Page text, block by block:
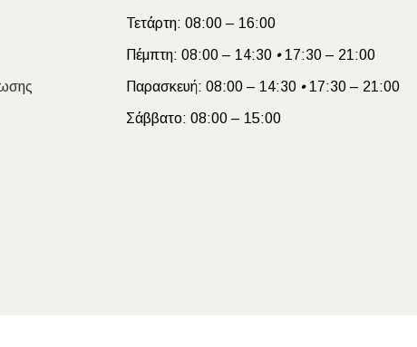
Τετάρτη: 08:00 – 16:00
Πέμπτη: 08:00 – 14:30 •17:30 – 21:00
Παρασκευή: 08:00 – 14:30 •17:30 – 21:00
Σάββατο: 08:00 – 15:00